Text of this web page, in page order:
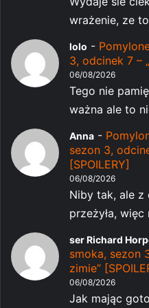
wrażenie, ze
lolo -
3, odcinek 7 –
06/08/2026
Tego nie
ważna ale to
Anna -
sezon 3,
[SPOILERY]
06/08/2026
Niby tak, ale z
przeżyła, więc
ser Richard
smoka, sezon
zimie”
06/08/2026
Jak mając